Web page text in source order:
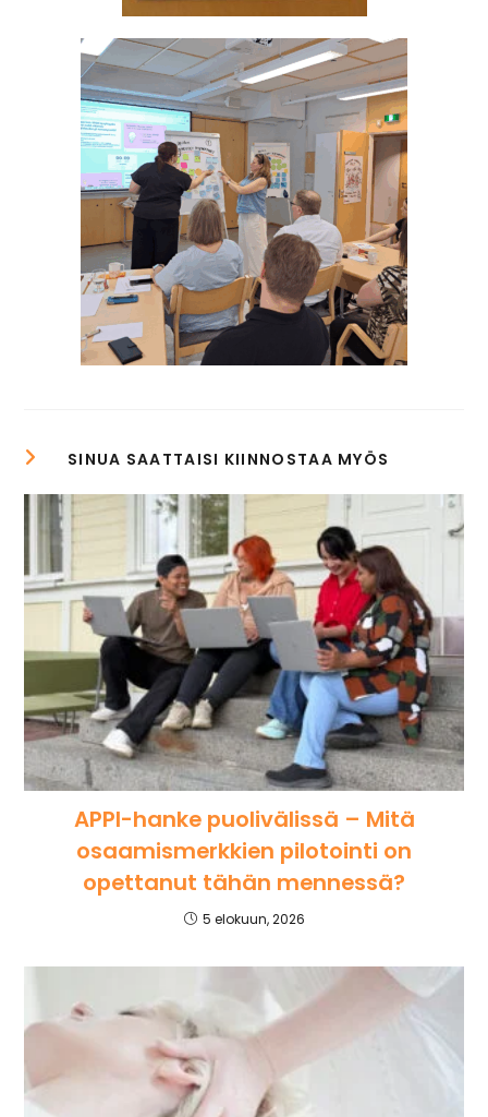
APPI-hanke puolivälissä – Mitä
osaamismerkkien pilotointi on
opettanut tähän mennessä?
5 elokuun, 2026